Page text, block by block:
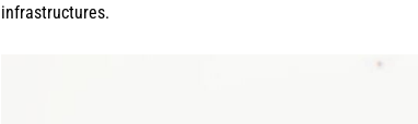
infrastructures.